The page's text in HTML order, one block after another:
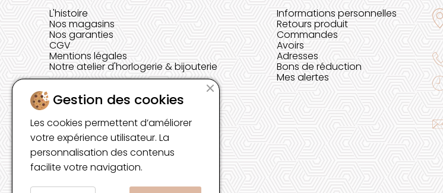
L'histoire
Nos magasins
Nos garanties
CGV
Mentions légales
Notre atelier d'horlogerie & bijouterie
Informations personnelles
Retours produit
Commandes
Avoirs
Adresses
Bons de réduction
Mes alertes
Gestion des cookies
Les cookies permettent d’améliorer
votre expérience utilisateur. La
personnalisation des contenus
facilite votre navigation.